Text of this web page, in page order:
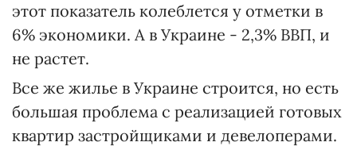
этот показатель колеблется у отметки в
6% экономики. А в Украине - 2,3% ВВП, и
не растет.
Все же жилье в Украине строится, но есть
большая проблема с реализацией готовых
квартир застройщиками и девелоперами.